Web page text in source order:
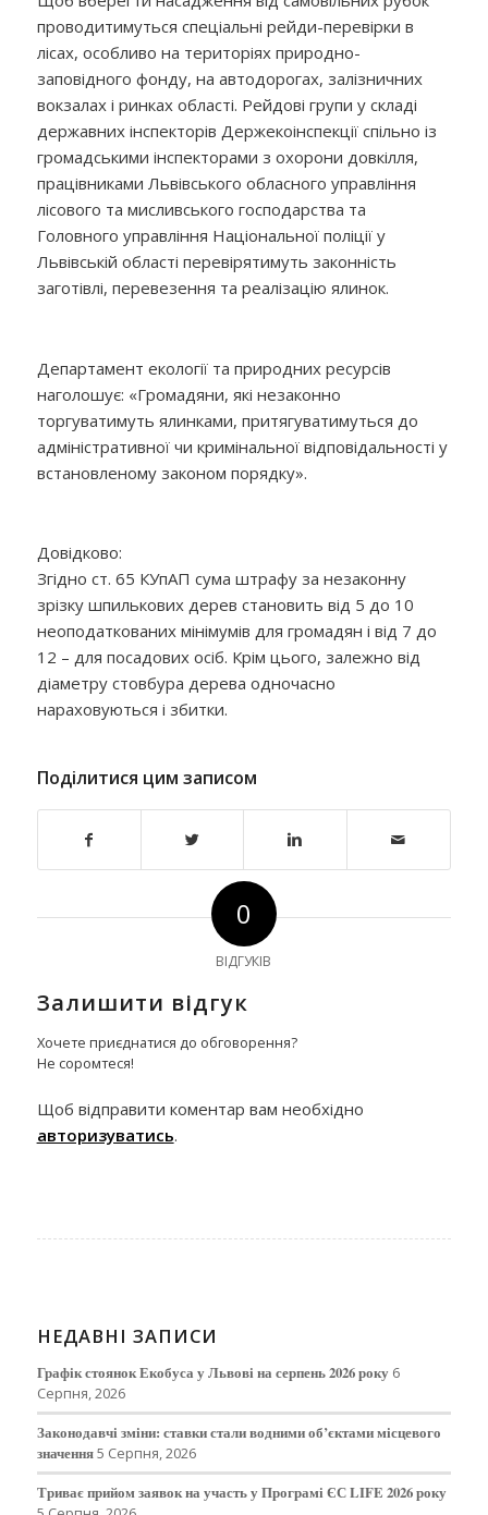
проводитимуться спеціальні рейди-перевірки в
лісах, особливо на територіях природно-
заповідного фонду, на автодорогах, залізничних
вокзалах і ринках області. Рейдові групи у складі
державних інспекторів Держекоінспекції спільно із
громадськими інспекторами з охорони довкілля,
працівниками Львівського обласного управління
лісового та мисливського господарства та
Головного управління Національної поліції у
Львівській області перевірятимуть законність
заготівлі, перевезення та реалізацію ялинок.
Департамент екології та природних ресурсів
наголошує: «Громадяни, які незаконно
торгуватимуть ялинками, притягуватимуться до
адміністративної чи кримінальної відповідальності у
встановленому законом порядку».
Довідково:
Згідно ст. 65 КУпАП сума штрафу за незаконну
зрізку шпилькових дерев становить від 5 до 10
неоподаткованих мінімумів для громадян і від 7 до
12 – для посадових осіб. Крім цього, залежно від
діаметру стовбура дерева одночасно
нараховуються і збитки.
Поділитися цим записом
0
ВІДГУКІВ
Залишити відгук
Хочете приєднатися до обговорення?
Не соромтеся!
Щоб відправити коментар вам необхідно
авторизуватись.
НЕДАВНІ ЗАПИСИ
Графік стоянок Екобуса у Львові на серпень 2026 року 6
Серпня, 2026
Законодавчі зміни: ставки стали водними об’єктами місцевого
значення5 Серпня, 2026
Триває прийом заявок на участь у Програмі ЄС LIFE 2026 року